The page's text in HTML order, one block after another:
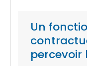
Un
percevoir